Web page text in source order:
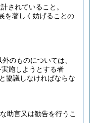
されていること。
を著しく妨げることの
のものについては、
実施しようとする者
協議しなければならな
助言又は勧告を行うこ